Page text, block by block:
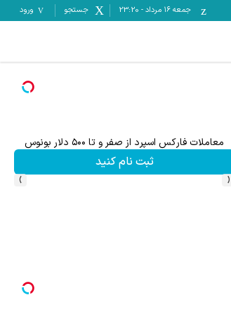
جمعه ۱۶ مرداد -
23:20 جستجو ورود
میدونستی میتونی از بالا رفتن ارزش سهام گوگل سود کسب
ثبت نام کنید
‹
›